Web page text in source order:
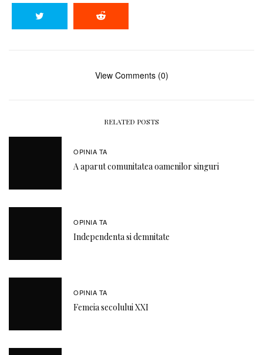
View Comments (0)
RELATED POSTS
OPINIA TA
A aparut comunitatea oamenilor singuri
OPINIA TA
Independenta si demnitate
OPINIA TA
Femeia secolului XXI